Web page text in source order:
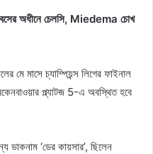
অধীনে চেলসি, Miedema চোখ
মে মাসে চ্যাম্পিয়ন্স লিগের ফাইনাল
প্ল্যাটজ 5-এ অবস্থিত হবে
ডাকনাম ‘ডের কায়সার’, ছিলেন